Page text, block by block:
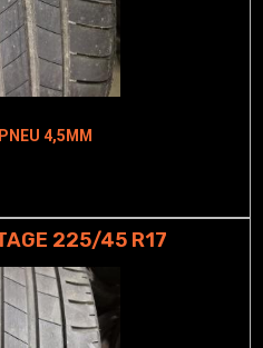
4,5MM
225/45 R17